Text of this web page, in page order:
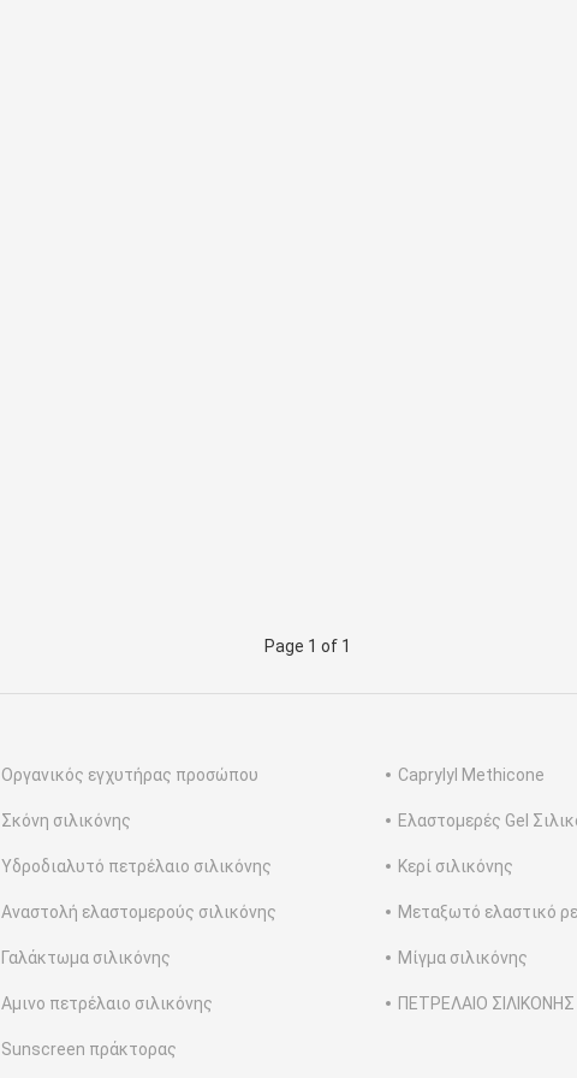
Page 1 of 1
Οργανικός εγχυτήρας προσώπου Caprylyl Methicone
Σκόνη σιλικόνης Ελαστομερές Gel
Υδροδιαλυτό πετρέλαιο σιλικόνης Κερί σιλικόνης
Αναστολή ελαστομερούς σιλικόνης Μεταξωτό ελαστικό
Γαλάκτωμα σιλικόνης Μίγμα σιλικόνης
Αμινο πετρέλαιο σιλικόνης ΠΕΤΡΕΛΑΙΟ ΣΙΛΙΚΟΝΗΣ
Sunscreen πράκτορας